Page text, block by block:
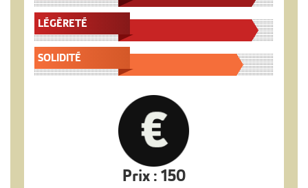
PORTAGE
LÉGÈRETÉ
SOLIDITÉ
Prix : 150